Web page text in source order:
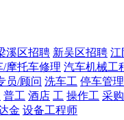
溪区招聘 新吴区招聘 江
/摩托车修理 汽车机械工
员/顾问 洗车工 停车管
普工 酒店 工 操作工 采购
金 设备工程师